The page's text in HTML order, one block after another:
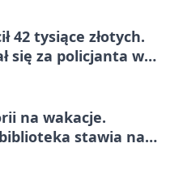
42 tysiące złotych.
się za policjanta w
na wakacje.
stawia na